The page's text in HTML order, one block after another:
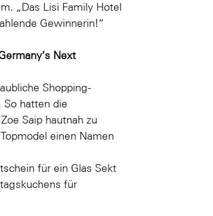
„Das Lisi Family Hotel
Gewinnerin!“
Next
Shopping-
hatten die
Saip hautnah zu
einen Namen
für ein Glas Sekt
für